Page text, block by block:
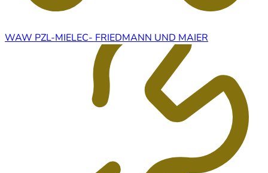
WAW PZL-MIELEC- FRIEDMANN UND MAIER